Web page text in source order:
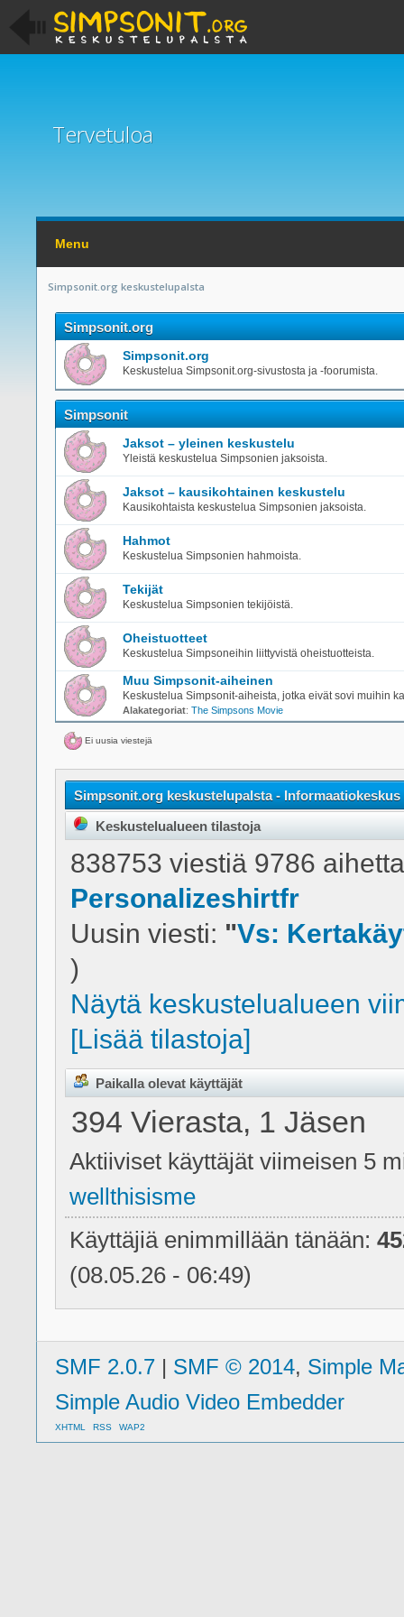
Tervetuloa
Menu
Simpsonit.org keskustelupalsta
Simpsonit.org
Simpsonit.org
Keskustelua Simpsonit.org-sivustosta ja -foorumista.
Simpsonit
Jaksot – yleinen keskustelu
Yleistä keskustelua Simpsonien jaksoista.
Jaksot – kausikohtainen keskustelu
Kausikohtaista keskustelua Simpsonien jaksoista.
Hahmot
Keskustelua Simpsonien hahmoista.
Tekijät
Keskustelua Simpsonien tekijöistä.
Oheistuotteet
Keskustelua Simpsoneihin liittyvistä oheistuotteista.
Muu Simpsonit-aiheinen
Keskustelua Simpsonit-aiheista, jotka eivät sovi muihin
Alakategoriat: The Simpsons Movie
Ei uusia viestejä
Simpsonit.org keskustelupalsta - Informaatiokeskus
Keskustelualueen tilastoja
838753 viestiä 9786
Personalizeshirtfr
Uusin viesti: "Vs:
)
Näytä keskustelualueen
[Lisää tilastoja]
Paikalla olevat käyttäjät
394 Vierasta, 1 Jäsen
Aktiiviset käyttäjät viimeisen 5
wellthisisme
Käyttäjiä enimmillään tänään:
(08.05.26 - 06:49)
SMF 2.0.7 | SMF © 2014, Simple
Simple Audio Video Embedder
XHTML RSS WAP2